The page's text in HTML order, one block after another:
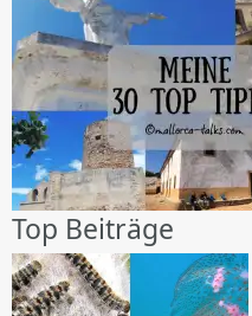
Top Beiträge